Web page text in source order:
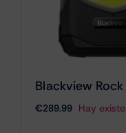
Blackview
€289.99 Hay